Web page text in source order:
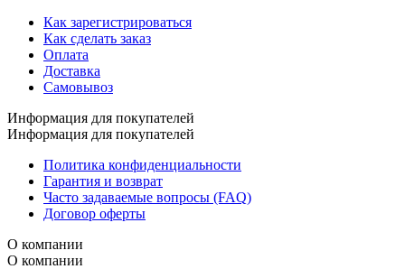
Как зарегистрироваться
Как сделать заказ
Оплата
Доставка
Самовывоз
Информация для покупателей
Информация для покупателей
Политика конфиденциальности
Гарантия и возврат
Часто задаваемые вопросы (FAQ)
Договор оферты
О компании
О компании